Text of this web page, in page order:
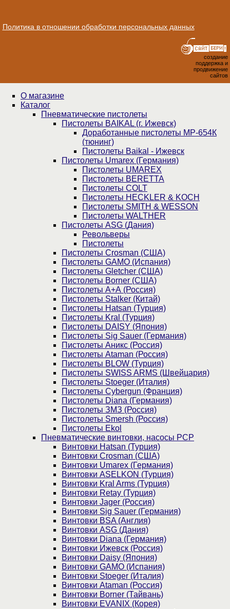
Политика в отношении обработки персональных данных
создание
поддержка и
продвижение
сайтов
О магазине
Каталог
Пнев­ма­ти­чес­кие пистолеты
Пистолеты BAIKAL (г. Ижевск)
Доработанные пистолеты МР-654К
(тюнинг)
Пистолеты Baikal - Ижевск
Пистолеты Umarex (Германия)
Пистолеты UMAREX
Пистолеты BERETTA
Пистолеты COLT
Пистолеты HECKLER & KOCH
Пистолеты SMITH & WESSON
Пистолеты WALTHER
Пистолеты ASG (Дания)
Револьверы
Пистолеты
Пистолеты Crosman (США)
Пистолеты GAMO (Испания)
Пистолеты Gletcher (США)
Пистолеты Borner (США)
Пистолеты А+А (Россия)
Пистолеты Stalker (Китай)
Пистолеты Hatsan (Турция)
Пистолеты Kral (Турция)
Пистолеты DAISY (Япония)
Пистолеты Sig Sauer (Германия)
Пистолеты Аникс (Россия)
Пистолеты Ataman (Россия)
Пистолеты BLOW (Турция)
Пистолеты SWISS ARMS (Швейцария)
Пистолеты Stoeger (Италия)
Пистолеты Cybergun (Франция)
Пистолеты Diana (Германия)
Пистолеты ЗМЗ (Россия)
Пистолеты Smersh (Россия)
Пистолеты Ekol
Пневматические винтовки, насосы PCP
Винтовки Hatsan (Турция)
Винтовки Crosman (США)
Винтовки Umarex (Германия)
Винтовки ASELKON (Турция)
Винтовки Kral Arms (Турция)
Винтовки Retay (Турция)
Винтовки Jager (Россия)
Винтовки Sig Sauer (Германия)
Винтовки BSA (Англия)
Винтовки ASG (Дания)
Винтовки Diana (Германия)
Винтовки Ижевск (Россия)
Винтовки Daisy (Япония)
Винтовки GAMO (Испания)
Винтовки Stoeger (Италия)
Винтовки Ataman (Россия)
Винтовки Borner (Тайвань)
Винтовки EVANIX (Корея)